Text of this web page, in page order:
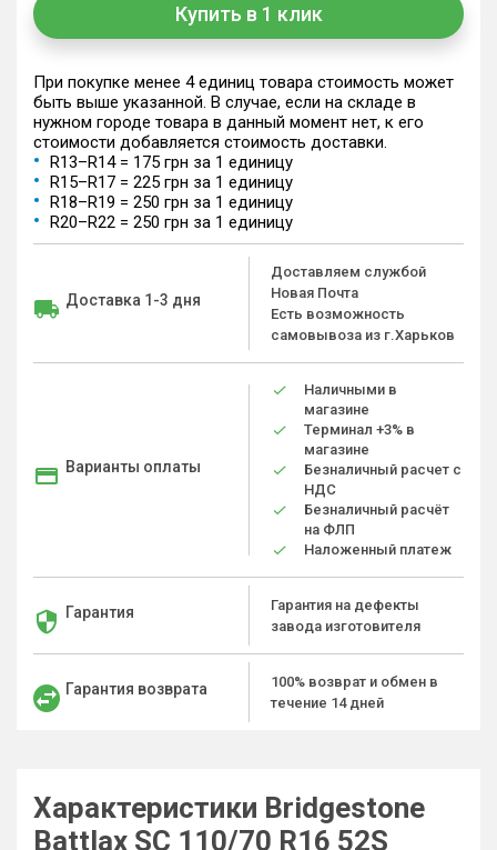
Купить в 1 клик
При покупке менее 4 единиц товара стоимость может
быть выше указанной. В случае, если на складе в
нужном городе товара в данный момент нет, к его
стоимости добавляется стоимость доставки.
R13–R14 = 175 грн за 1 единицу
R15–R17 = 225 грн за 1 единицу
R18–R19 = 250 грн за 1 единицу
R20–R22 = 250 грн за 1 единицу
Доставка 1-3 дня
Доставляем службой
Новая Почта
Есть возможность
самовывоза из г.Харьков
Варианты оплаты
Наличными в
магазине
Терминал +3% в
магазине
Безналичный расчет с
НДС
Безналичный расчёт
на ФЛП
Наложенный платеж
Гарантия
Гарантия на дефекты
завода изготовителя
Гарантия возврата
100% возврат и обмен в
течение 14 дней
Характеристики Bridgestone
Battlax SC 110/70 R16 52S